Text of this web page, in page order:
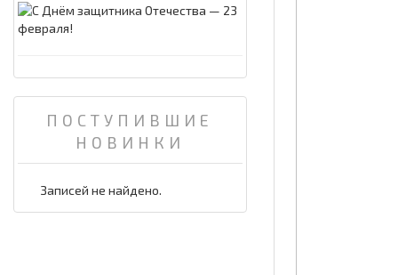
ПОСТУПИВШИЕ
НОВИНКИ
Записей не найдено.